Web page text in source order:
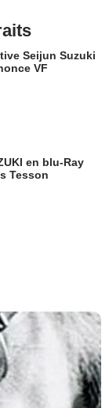
Seijun Suzuki
VF
en blu-Ray
Tesson